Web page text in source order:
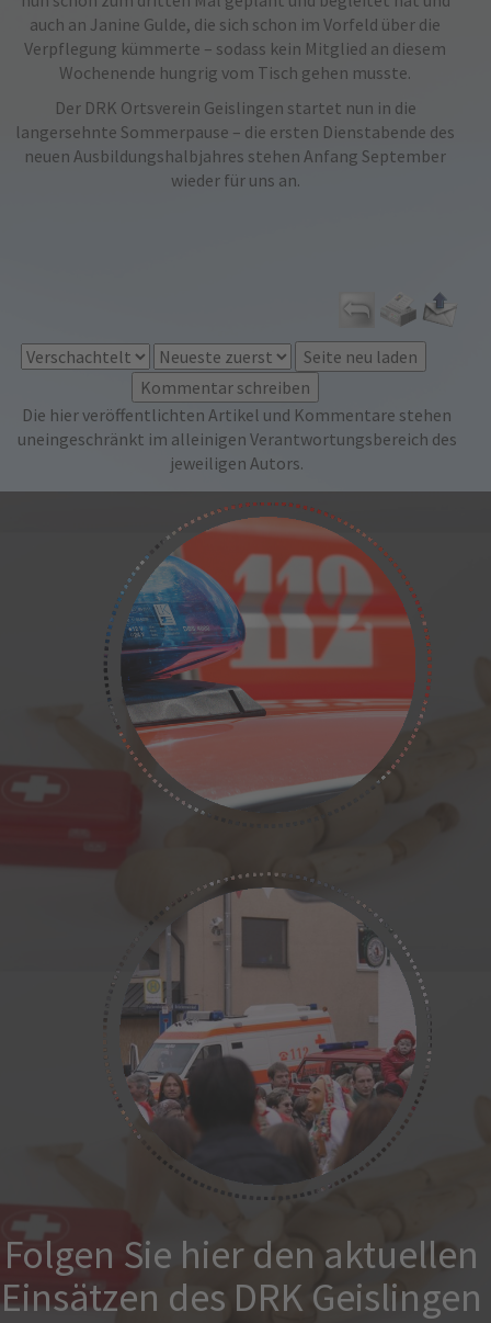
auch an Janine Gulde, die sich schon im Vorfeld über die
Verpflegung kümmerte – sodass kein Mitglied an diesem
Wochenende hungrig vom Tisch gehen musste.
Der DRK Ortsverein Geislingen startet nun in die
langersehnte Sommerpause‬ – die ersten Dienstabende des
neuen Ausbildungshalbjahres stehen Anfang September
wieder für uns an.
Die hier veröffentlichten Artikel und Kommentare stehen
uneingeschränkt im alleinigen Verantwortungsbereich des
jeweiligen Autors.
Folgen Sie hier den aktuellen
Einsätzen des DRK Geislingen